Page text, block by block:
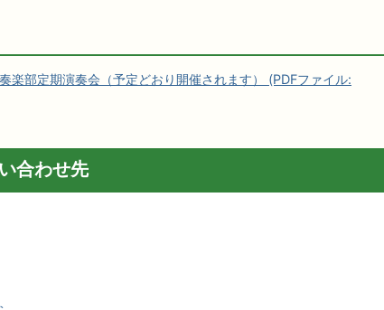
楽部定期演奏会（予定どおり開催されます） (PDFファイル:
合わせ先